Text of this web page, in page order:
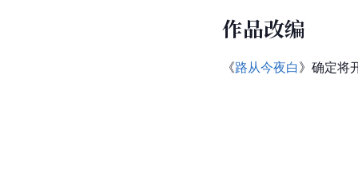
作品改编
《路从今夜白》确定将